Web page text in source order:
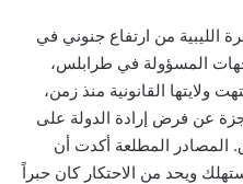
الليبية من ارتفاع جنوني في
المسؤولة في طرابلس،
ولايتها القانونية منذ زمن،
عن فرض إرادة الدولة على
المصادر المطلعة أكدت أن
ويحد من الاحتكار كان حبراً